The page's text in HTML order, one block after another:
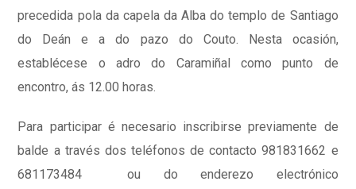
precedida pola da capela da Alba do templo de Santiago
do Deán e a do pazo do Couto. Nesta ocasión,
establécese o adro do Caramiñal como punto de
encontro, ás 12.00 horas.
Para participar é necesario inscribirse previamente de
balde a través dos teléfonos de contacto 981831662 e
681173484 ou do enderezo electrónico